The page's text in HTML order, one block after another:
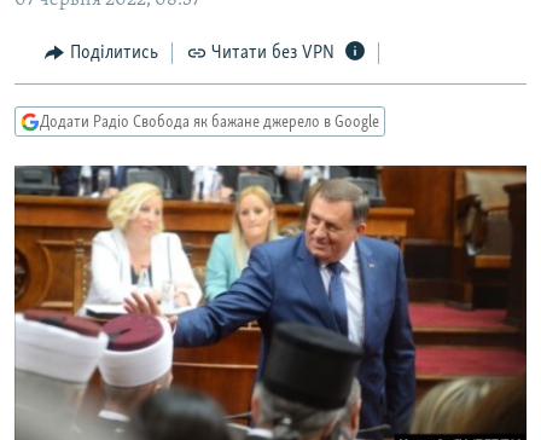
Перейти
пошуку
СУСПІЛЬСТВО
КУЛЬТУРА
СПОРТ
СВІТ
ДОНБАС.РЕАЛІЇ
КРИМ.РЕАЛІЇ
ТИ ЯК?
КИТАЙ.ВИКЛИКИ
МУЛЬТИМЕДІА
ФОТО
СПЕЦПРОЄКТИ
ПОДКАСТИ
КРИМ РЕАЛІЇ
Поділитись Читати без VPN
Додати Радіо Свобода як бажане джерело в Google